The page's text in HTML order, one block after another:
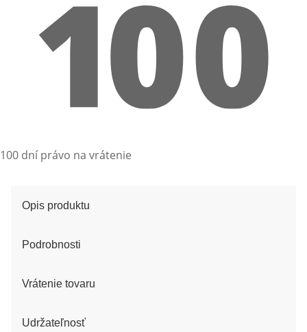
100 dní právo na vrátenie
Opis produktu
Podrobnosti
Vrátenie tovaru
Udržateľnosť